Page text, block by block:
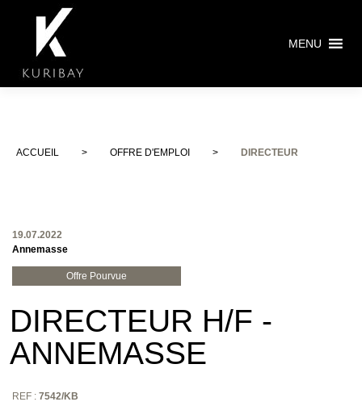
MENU
ACCUEIL > OFFRE D'EMPLOI > DIRECTEUR
19.07.2022
Annemasse
Offre Pourvue
DIRECTEUR H/F -
ANNEMASSE
REF : 7542/KB